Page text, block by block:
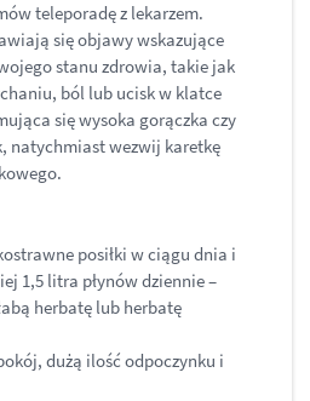
teleporadę z lekarzem.
się objawy wskazujące
stanu zdrowia, takie jak
ból lub ucisk w klatce
się wysoka gorączka czy
natychmiast wezwij karetkę
posiłki w ciągu dnia i
1,5 litra płynów dziennie –
herbatę lub herbatę
dużą ilość odpoczynku i